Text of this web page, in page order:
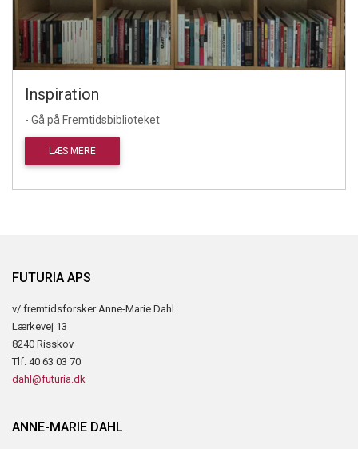
Inspiration
- Gå på Fremtidsbiblioteket
LÆS MERE
FUTURIA APS
v/ fremtidsforsker Anne-Marie Dahl
Lærkevej 13
8240 Risskov
Tlf: 40 63 03 70
dahl@futuria.dk
ANNE-MARIE DAHL